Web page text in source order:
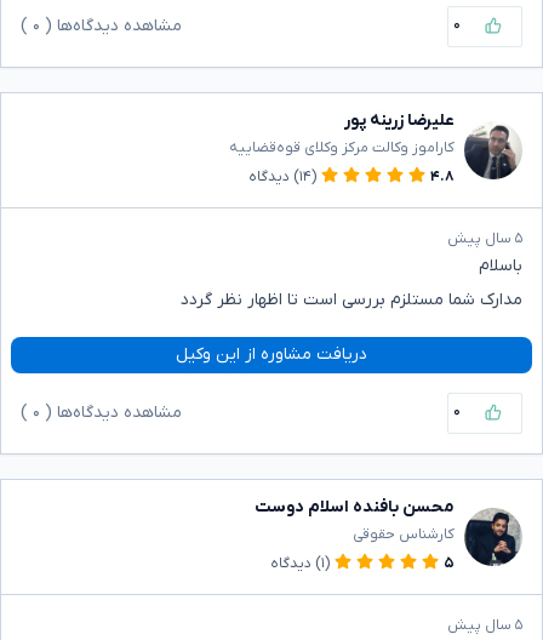
۰ مشاهده دیدگاه‌ها ( ۰
علیرضا زرینه پور
کاراموز وکالت مرکز وکلای قوه‌قضاییه
۴.۸
(۱۴) دیدگاه
۵ سال پیش
باسلام
مدارک شما مستلزم بررسی است تا اظهار نظر گردد
دریافت مشاوره از این وکیل
۰ مشاهده دیدگاه‌ها ( ۰
محسن بافنده اسلام دوست
کارشناس حقوقی
۵
(۱) دیدگاه
۵ سال پیش